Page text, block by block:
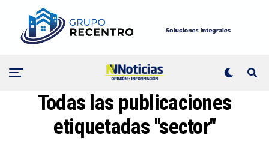
Todas las publicaciones
etiquetadas "sector"